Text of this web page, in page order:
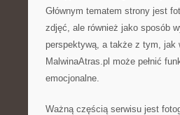
Głównym tematem strony jest
zdjęć, ale również jako sposób
perspektywą, a także z tym, jak
MalwinaAtras.pl może pełnić
emocjonalne.
Ważną częścią serwisu jest